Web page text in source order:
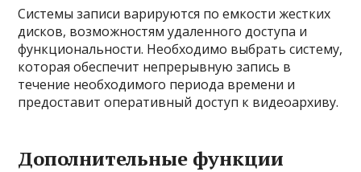
Системы записи варируются по емкости жестких
дисков, возможностям удаленного доступа и
функциональности. Необходимо выбрать систему,
которая обеспечит непрерывную запись в
течение необходимого периода времени и
предоставит оперативный доступ к видеоархиву.
Дополнительные функции